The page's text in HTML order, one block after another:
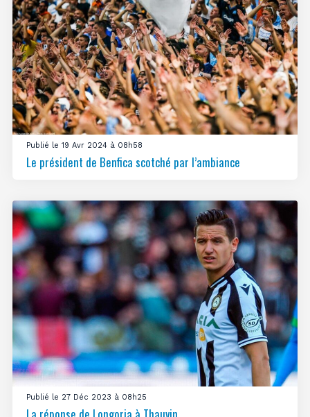
Publié le 19 Avr 2024 à 08h58
Le président de Benfica scotché par l’ambiance
Publié le 27 Déc 2023 à 08h25